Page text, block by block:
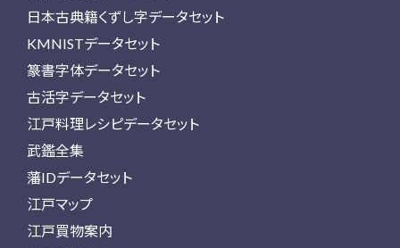
日本古典籍くずし字データセット
KMNISTデータセット
篆書字体データセット
古活字データセット
江戸料理レシピデータセット
武鑑全集
藩IDデータセット
江戸マップ
江戸買物案内